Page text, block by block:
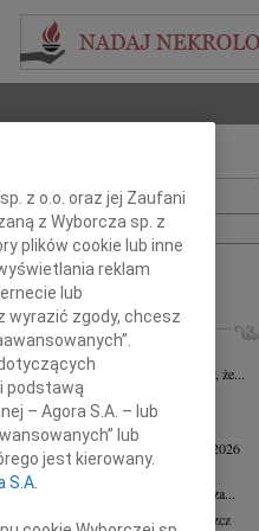
lub numer ogłoszenia:
+ szukanie zaawansowane
02.07.2026Bydgoszcz
żalem i smutkiem zawiadamiamy, że...
Kisiel 20.05.2026
maja 2026 zmarła Maria Kisiel...
Antoni Minkiewicz
18.05.2026
pamiętać o nieustannej wdzięczności za...
wiek: 79 13.05.2026
Bydgoszcz
z o.o. oraz jej Zaufani
z Wyborcza sp. z
plików cookie lub inne
reklam
lub
wyrazić zgody, chcesz
podstawą
– Agora S.A. – lub
lub
jest kierowany.